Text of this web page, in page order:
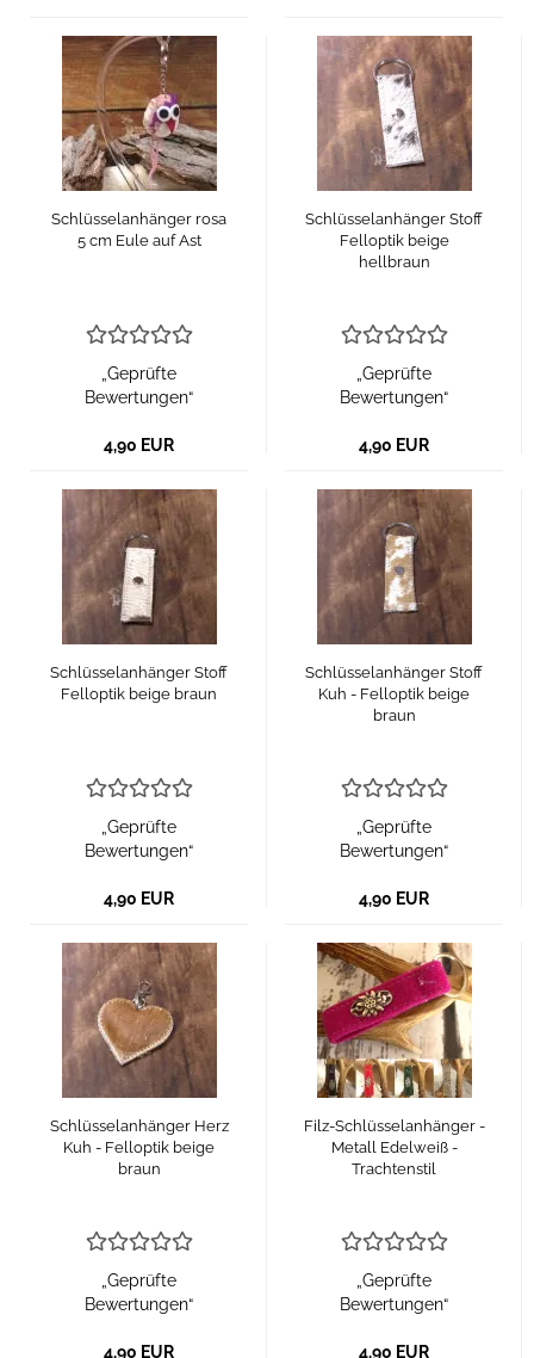
Schlüsselanhänger rosa
5 cm Eule auf Ast
„Geprüfte
Bewertungen“
4,90 EUR
Schlüsselanhänger Stoff
Felloptik beige
hellbraun
„Geprüfte
Bewertungen“
4,90 EUR
Schlüsselanhänger Stoff
Felloptik beige braun
„Geprüfte
Bewertungen“
4,90 EUR
Schlüsselanhänger Stoff
Kuh - Felloptik beige
braun
„Geprüfte
Bewertungen“
4,90 EUR
Schlüsselanhänger Herz
Kuh - Felloptik beige
braun
„Geprüfte
Bewertungen“
4,90 EUR
Filz-Schlüsselanhänger -
Metall Edelweiß -
Trachtenstil
„Geprüfte
Bewertungen“
4,90 EUR